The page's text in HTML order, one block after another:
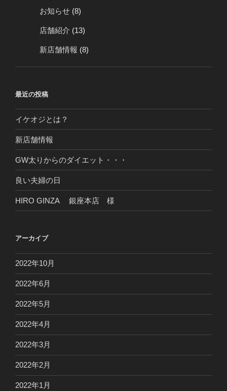
お知らせ (8)
店舗紹介 (13)
新店舗情報 (8)
最近の投稿
イケオジとは？
新店舗情報
GW太りからのダイエット・・・
良い夫婦の日
HIRO GINZA 銀座本店 様
アーカイブ
2022年10月
2022年6月
2022年5月
2022年4月
2022年3月
2022年2月
2022年1月